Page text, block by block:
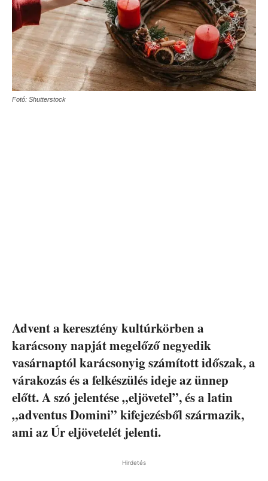
Fotó: Shutterstock
Advent a keresztény kultúrkörben a
karácsony napját megelőző negyedik
vasárnaptól karácsonyig számított időszak, a
várakozás és a felkészülés ideje az ünnep
előtt. A szó jelentése „eljövetel”, és a latin
„adventus Domini” kifejezésből származik,
ami az Úr eljövetelét jelenti.
Hirdetés